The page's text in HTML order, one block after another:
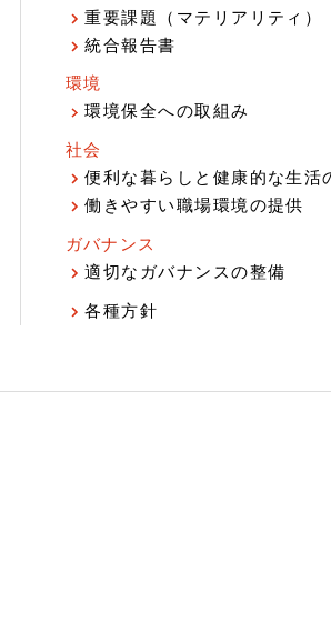
重要課題（マテリアリティ）
統合報告書
環境
環境保全への取組み
社会
便利な暮らしと健康的な生活
働きやすい職場環境の提供
ガバナンス
適切なガバナンスの整備
各種方針